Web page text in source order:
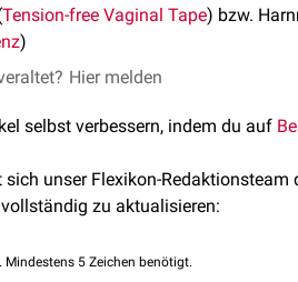
Tension-free Vaginal Tape) bzw.
)
Hier melden
selbst verbessern, indem du auf
unser Flexikon-
zu aktualisieren:
Mindestens 5 Zeichen benötigt.